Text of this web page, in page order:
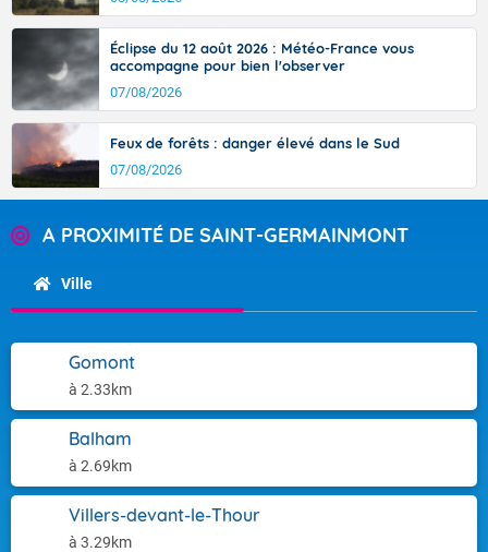
Éclipse du 12 août 2026 : Météo-France vous
accompagne pour bien l'observer
07/08/2026
Feux de forêts : danger élevé dans le Sud
07/08/2026
A PROXIMITÉ DE SAINT-GERMAINMONT
Ville
Gomont
à 2.33km
Balham
à 2.69km
Villers-devant-le-Thour
à 3.29km